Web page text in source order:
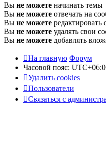
Вы не можете начинать темы
Вы не можете отвечать на
Вы не можете
Вы не можете удалять свои
Вы не можете добавлять
На главную Форум
Часовой пояс:
Удалить cookies
Пользователи
Связаться с